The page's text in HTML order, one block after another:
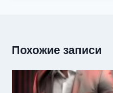
Похожие записи